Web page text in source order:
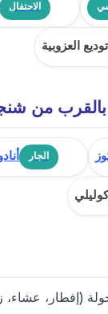
الاحتفال
العزوبية
بالقرب من
الجار
(إفطار، عشاء،